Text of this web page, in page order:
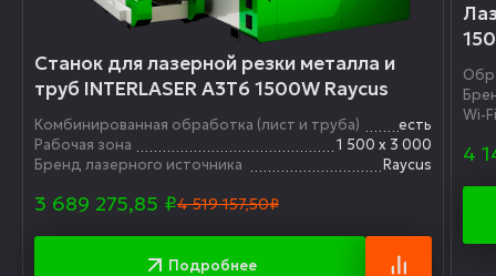
Станок для лазерной резки металла и
труб INTERLASER A3T6 1500W Raycus
Комбинированная обработка (лист и труба)
есть
Рабочая зона
1 500 x 3 000
Бренд лазерного источника
Raycus
3 689 275,85 ₽4 519 157,50₽
Подробнее
Wi-
4